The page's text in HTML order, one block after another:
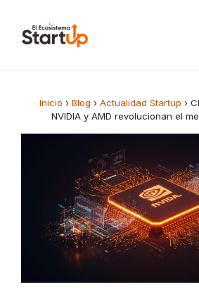
Inicio › Blog › Actualidad Startup ›
NVIDIA y AMD revolucionan el